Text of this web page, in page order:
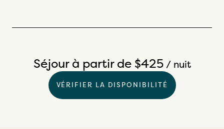
Séjour à partir de $425/ nuit
VÉRIFIER LA DISPONIBILITÉ